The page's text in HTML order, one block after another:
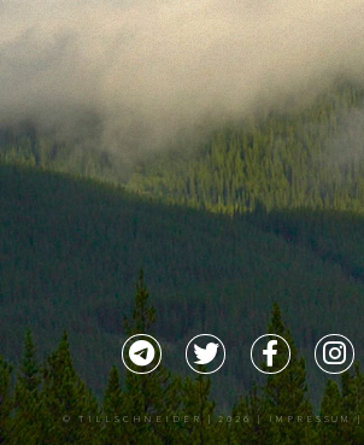
©TILLSCHNEIDER | 2026 |IMPRESSUM